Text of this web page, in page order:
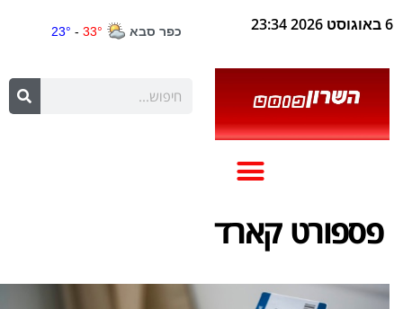
6 באוגוסט 2026 23:34
פספורט קארד